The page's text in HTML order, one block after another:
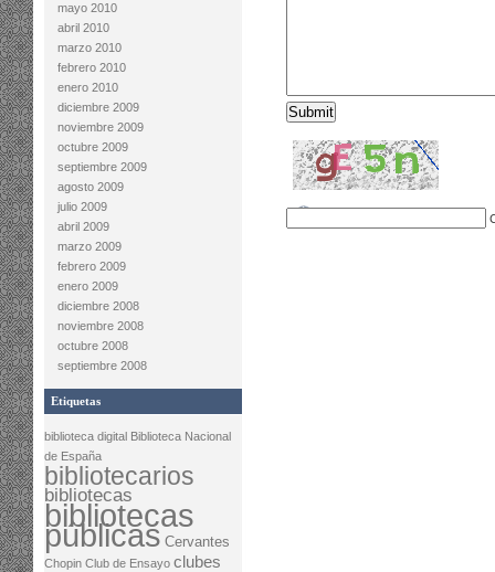
mayo 2010
abril 2010
marzo 2010
febrero 2010
enero 2010
diciembre 2009
noviembre 2009
octubre 2009
septiembre 2009
agosto 2009
julio 2009
abril 2009
marzo 2009
febrero 2009
enero 2009
diciembre 2008
noviembre 2008
octubre 2008
septiembre 2008
Etiquetas
biblioteca digital Biblioteca Nacional
de España
bibliotecarios
bibliotecas
bibliotecas
públicas Cervantes
Chopin Club de Ensayo clubes